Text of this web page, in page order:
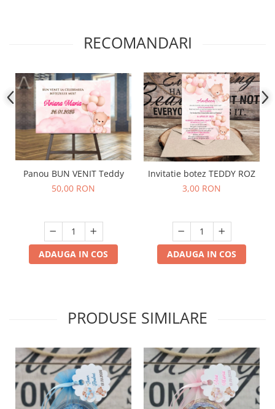
RECOMANDARI
Panou BUN VENIT Teddy
50,00 RON
ADAUGA IN COS
Invitatie botez TEDDY ROZ
3,00 RON
ADAUGA IN COS
PRODUSE SIMILARE